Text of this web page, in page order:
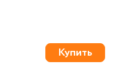
Купить